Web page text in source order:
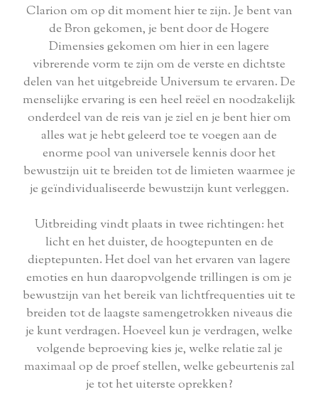
Clarion om op dit moment hier te zijn. Je bent van
de Bron gekomen, je bent door de Hogere
Dimensies gekomen om hier in een lagere
vibrerende vorm te zijn om de verste en dichtste
delen van het uitgebreide Universum te ervaren. De
menselijke ervaring is een heel reëel en noodzakelijk
onderdeel van de reis van je ziel en je bent hier om
alles wat je hebt geleerd toe te voegen aan de
enorme pool van universele kennis door het
bewustzijn uit te breiden tot de limieten waarmee je
je geïndividualiseerde bewustzijn kunt verleggen.
Uitbreiding vindt plaats in twee richtingen: het
licht en het duister, de hoogtepunten en de
dieptepunten. Het doel van het ervaren van lagere
emoties en hun daaropvolgende trillingen is om je
bewustzijn van het bereik van lichtfrequenties uit te
breiden tot de laagste samengetrokken niveaus die
je kunt verdragen. Hoeveel kun je verdragen, welke
volgende beproeving kies je, welke relatie zal je
maximaal op de proef stellen, welke gebeurtenis zal
je tot het uiterste oprekken?